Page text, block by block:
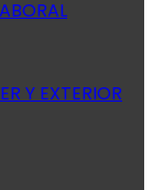
Y EXTERIOR